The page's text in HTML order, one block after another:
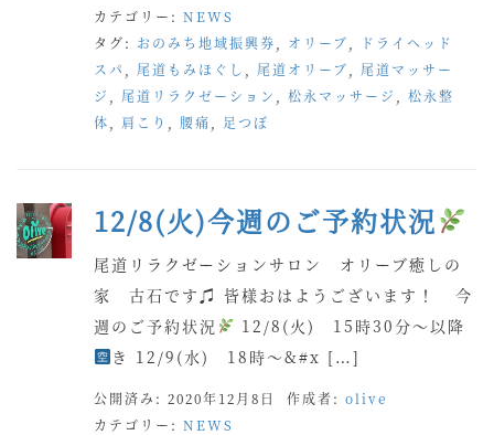
カテゴリー: NEWS
タグ: おのみち地域振興券 オリーブ
ドライヘッド
スパ
尾道もみほぐし 尾道オリーブ
尾道マッサー
ジ
尾道リラクゼーション 松永マッサージ
松永整
体
肩こり 腰痛 足つぼ
12/8(火)今週のご予約状況
尾道リラクゼーションサロン オリーブ癒しの
家 古石です♫ 皆様おはようございます！ 今
週のご予約状況
12/8(火) 15時30分〜以降
き 12/9(水) 18時〜&#x […]
公開済み: 2020年12月8日 作成者: olive
カテゴリー: NEWS